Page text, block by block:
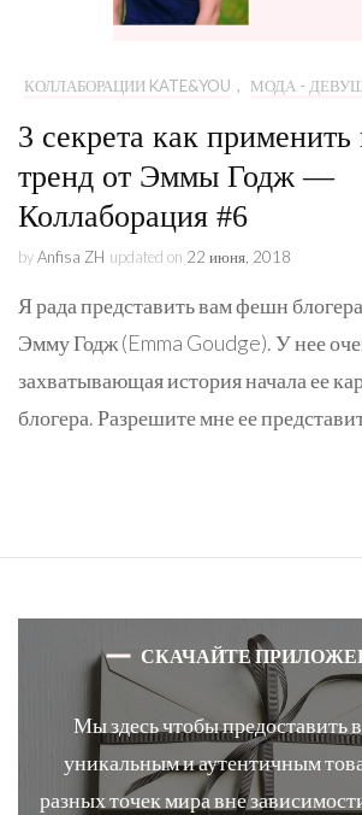
КОЛЛАБОРАЦИИ KATE&YOU , МОДА -
3 секрета как
тренд от Эммы Годж —
Коллаборация #6
byAnfisa ZH updated on 22 июня, 2018
Я рада представить вам фешн
Эмму Годж (Emma Goudge). У нее
захватывающая история начала ее
блогера. Разрешите мне ее
СКАЧАЙТЕ
Мы здесь чтобы предоставить
уникальным и аутентичным
разных точек мира вне